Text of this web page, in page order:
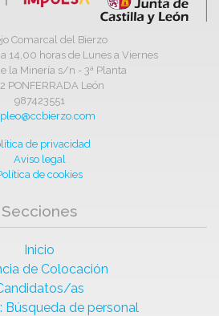
Comarcal del Bierzo
14,00 horas de Lunes a Viernes
la Minería s/n - 3ª Planta
PONFERRADA León
987423551
de privacidad
Aviso legal
de cookies
Secciones
Inicio
de Colocación
as
Búsqueda de personal